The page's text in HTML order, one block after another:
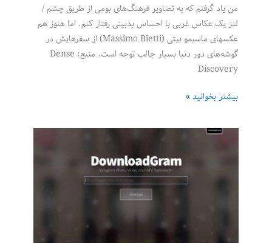
من یاد گرفتم که به تصاویر فرهنگ‌های بومی از طریق چشم /
لنز یک عکاس غربی با احساس بدبینی رفتار کنم. اما هنوز هم
عکسهای ماسیمو بیتی (Massimo Bietti) از سفرهایش در
گوشه‌های دور دنیا بسیار جالب توجه است. منبع: Dense
Discovery
عکسهای
بیتی
بیشتر بخوانید »